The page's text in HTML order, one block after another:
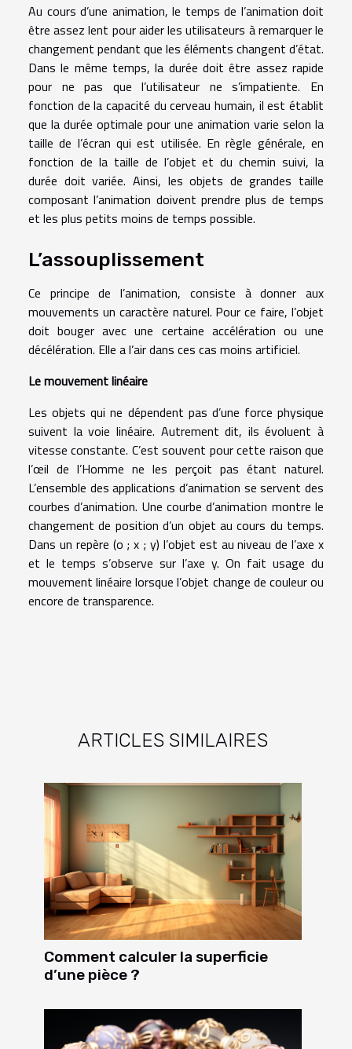
Au cours d’une animation, le temps de l’animation doit
être assez lent pour aider les utilisateurs à remarquer le
changement pendant que les éléments changent d’état.
Dans le même temps, la durée doit être assez rapide
pour ne pas que l’utilisateur ne s’impatiente. En
fonction de la capacité du cerveau humain, il est établit
que la durée optimale pour une animation varie selon la
taille de l’écran qui est utilisée. En règle générale, en
fonction de la taille de l’objet et du chemin suivi, la
durée doit variée. Ainsi, les objets de grandes taille
composant l’animation doivent prendre plus de temps
et les plus petits moins de temps possible.
L’assouplissement
Ce principe de l’animation, consiste à donner aux
mouvements un caractère naturel. Pour ce faire, l’objet
doit bouger avec une certaine accélération ou une
décélération. Elle a l’air dans ces cas moins artificiel.
Le mouvement linéaire
Les objets qui ne dépendent pas d’une force physique
suivent la voie linéaire. Autrement dit, ils évoluent à
vitesse constante. C’est souvent pour cette raison que
l’œil de l’Homme ne les perçoit pas étant naturel.
L’ensemble des applications d’animation se servent des
courbes d’animation. Une courbe d’animation montre le
changement de position d’un objet au cours du temps.
Dans un repère (o ; x ; y) l’objet est au niveau de l’axe x
et le temps s’observe sur l’axe y. On fait usage du
mouvement linéaire lorsque l’objet change de couleur ou
encore de transparence.
ARTICLES SIMILAIRES
Comment calculer la superficie
d’une pièce ?